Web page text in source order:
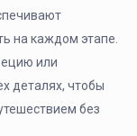
на каждом этапе.
или
деталях, чтобы
без